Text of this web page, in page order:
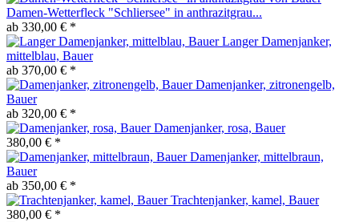
Damen-Wetterfleck "Schliersee" in anthrazitgrau...
ab 330,00 € *
Langer Damenjanker,
mittelblau, Bauer
ab 370,00 € *
Damenjanker, zitronengelb,
Bauer
ab 320,00 € *
Damenjanker, rosa, Bauer
380,00 € *
Damenjanker, mittelbraun,
Bauer
ab 350,00 € *
Trachtenjanker, kamel, Bauer
380,00 € *